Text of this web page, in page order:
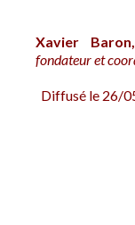
Xavier
fondateur et
Diffusé le 26/